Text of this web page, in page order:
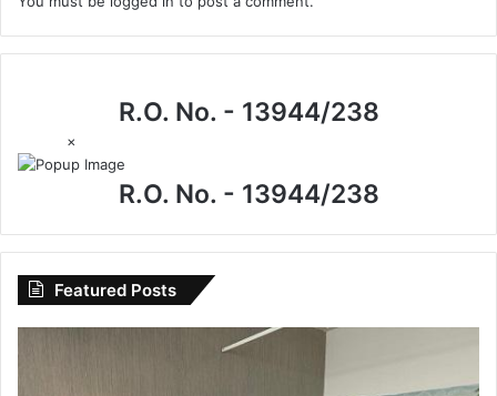
R.O. No. - 13944/238
×
R.O. No. - 13944/238
Featured Posts